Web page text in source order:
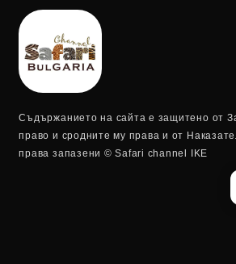
Съдържанието на сайта е защитено от
право и сродните му права и от
права запазени © Safari channel IKE